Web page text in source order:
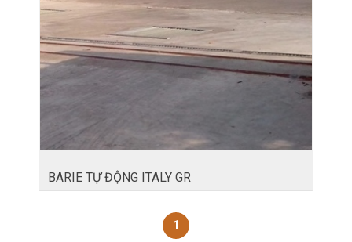
BARIE TỰ ĐỘNG ITALY GR
1